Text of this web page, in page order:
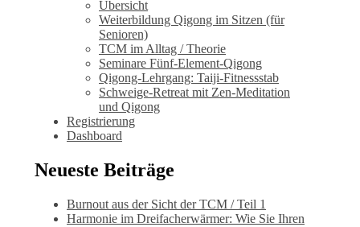
Übersicht
Weiterbildung Qigong im Sitzen (für
Senioren)
TCM im Alltag / Theorie
Seminare Fünf-Element-Qigong
Qigong-Lehrgang: Taiji-Fitnessstab
Schweige-Retreat mit Zen-Meditation
und Qigong
Registrierung
Dashboard
Neueste Beiträge
Burnout aus der Sicht der TCM / Teil 1
Harmonie im Dreifacherwärmer: Wie Sie Ihren